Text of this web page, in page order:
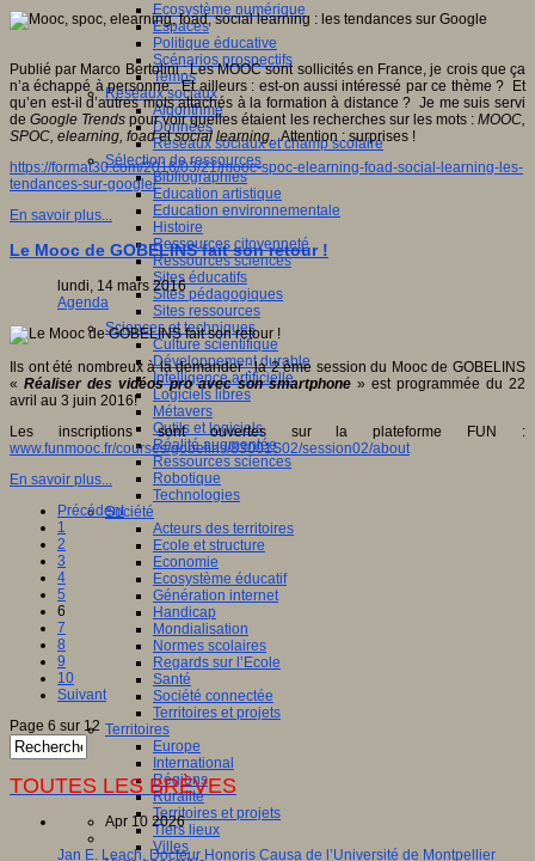
Ecosystème numérique
Espaces
Politique éducative
Scénarios prospectifs
Temps
Réseaux sociaux
Algorithme
Données
Réseaux sociaux et champ scolaire
Sélection de ressources
Bibliographies
Education artistique
Education environnementale
Histoire
Ressources citoyenneté
Ressources sciences
Sites éducatifs
Sites pédagogiques
Sites ressources
Sciences et techniques
Culture scientifique
Développement durable
Intelligence artificielle
Logiciels libres
Métavers
Outils et logiciels
Réalité augmentée
Ressources sciences
Robotique
Technologies
Société
Acteurs des territoires
Ecole et structure
Economie
Ecosystème éducatif
Génération internet
Handicap
Mondialisation
Normes scolaires
Regards sur l’Ecole
Santé
Société connectée
Territoires et projets
Territoires
Europe
International
Régions
Ruralité
Territoires et projets
Tiers lieux
Villes
Publié par Marco Bertolini : Les MOOC sont sollicités en France, je crois que ça
n’a échappé à personne. Et ailleurs : est-on aussi intéressé par ce thème ? Et
qu’en est-il d’autres mots attachés à la formation à distance ? Je me suis servi
deGoogle Trends pour voir quelles étaient les recherches sur les mots :MOOC,
SPOC, elearning, foadetsocial learning. Attention : surprises !
https://format30.com/2016/03/21/mooc-spoc-elearning-foad-social-learning-les-
tendances-sur-google/
En savoir plus...
Le Mooc de GOBELINS fait son retour !
lundi, 14 mars 2016
Agenda
Ils ont été nombreux à la demander : la 2 ème session du Mooc de GOBELINS
« Réaliser des vidéos pro avec son smartphone » est programmée du 22
avril au 3 juin 2016!
Les inscriptions sont ouvertes sur la plateforme FUN :
www.funmooc.fr/courses/gobelins/83001S02/session02/about
En savoir plus...
Précédent
1
2
3
4
5
6
7
8
9
10
Suivant
Page 6 sur 12
TOUTES LES BRÈVES
Apr 10 2026
Jan E. Leach, Docteur Honoris Causa de l’Université de Montpellier